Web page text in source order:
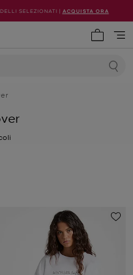
SELEZIONATI | ACQUISTA ORA